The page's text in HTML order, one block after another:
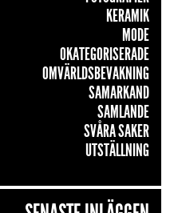
KERAMIK
MODE
OKATEGORISERADE
OMVÄRLDSBEVAKNING
SAMARKAND
SAMLANDE
SVÅRA SAKER
UTSTÄLLNING